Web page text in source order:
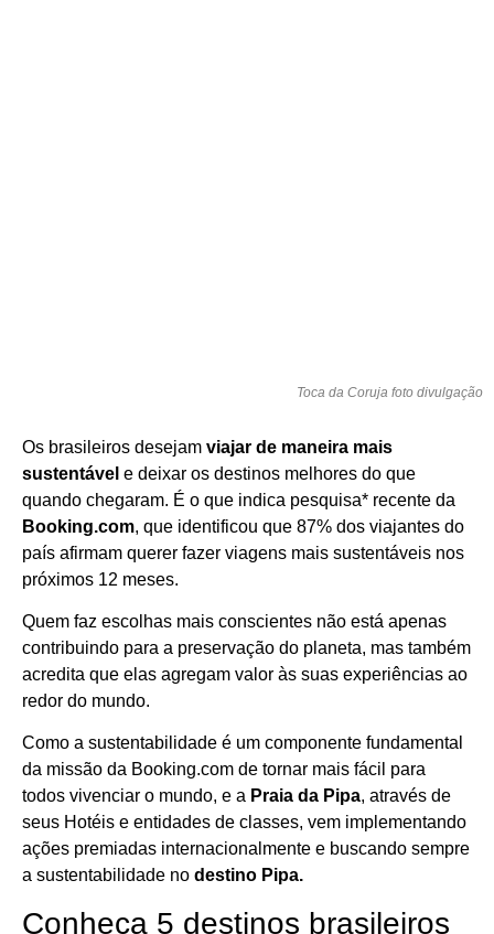
Toca da Coruja foto divulgação
Os brasileiros desejam viajar de maneira mais
sustentável e deixar os destinos melhores do que
quando chegaram. É o que indica pesquisa* recente da
Booking.com, que identificou que 87% dos viajantes do
país afirmam querer fazer viagens mais sustentáveis nos
próximos 12 meses.
Quem faz escolhas mais conscientes não está apenas
contribuindo para a preservação do planeta, mas também
acredita que elas agregam valor às suas experiências ao
redor do mundo.
Como a sustentabilidade é um componente fundamental
da missão da Booking.com de tornar mais fácil para
todos vivenciar o mundo, e a Praia da Pipa, através de
seus Hotéis e entidades de classes, vem implementando
ações premiadas internacionalmente e buscando sempre
a sustentabilidade no destino Pipa.
Conheça 5 destinos brasileiros